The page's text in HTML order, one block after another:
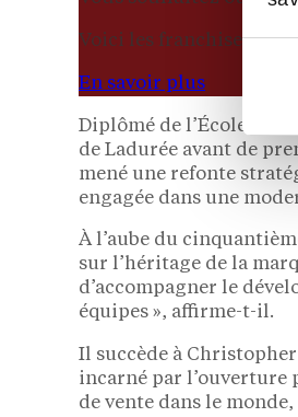
Voici les franchises qui
En savoir plus
Diplômé de l’École
de Ladurée avant de
mené une refonte
engagée dans une
À l’aube du
sur l’héritage de la
d’accompagner le
équipes », affirme-t-il.
Il succède à
incarné par l’ouverture
de vente dans le